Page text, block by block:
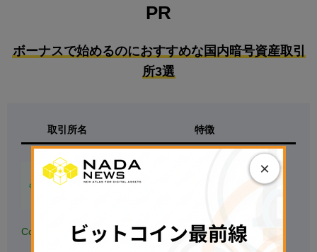
PR
ボーナスで始めるのにおすすめな国内暗号資産取引
所3選
取引所名 特徴
Coincheck
500円の少額投資から試せる！】
◆国内の暗号資産アプリダウンロード
数.No1
◆銘柄数も最大級、手数料も安い
▷
無料で口座開設する◁
×